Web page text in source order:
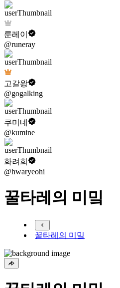
룬레이
@runeray
고갈왕
@gogalking
쿠미네
@kumine
화려희
@hwaryeohi
꿀타레의 미밐
꿀타레의 미밐